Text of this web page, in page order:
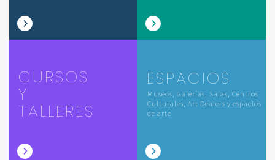
CURSOS
Y
TALLERES
ESPACIOS
Museos, Galerías, Salas, Centros
Culturales, Art Dealers y espacios
de arte